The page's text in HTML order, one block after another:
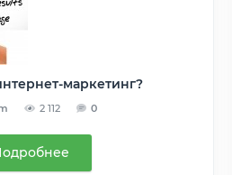
маркетинг?
2 112 0